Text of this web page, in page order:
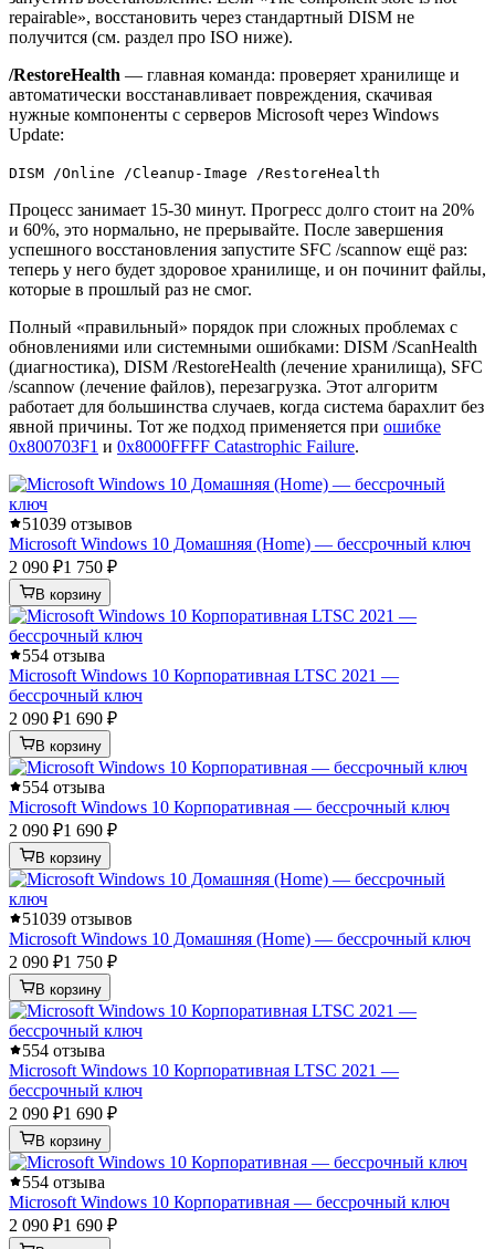
repairable», восстановить через стандартный DISM не
получится (см. раздел про ISO ниже).
/RestoreHealth — главная команда: проверяет хранилище и
автоматически восстанавливает повреждения, скачивая
нужные компоненты с серверов Microsoft через Windows
Update:
DISM /Online /Cleanup-Image /RestoreHealth
Процесс занимает 15-30 минут. Прогресс долго стоит на 20%
и 60%, это нормально, не прерывайте. После завершения
успешного восстановления запустите SFC /scannow ещё раз:
теперь у него будет здоровое хранилище, и он починит файлы,
которые в прошлый раз не смог.
Полный «правильный» порядок при сложных проблемах с
обновлениями или системными ошибками: DISM /ScanHealth
(диагностика), DISM /RestoreHealth (лечение хранилища), SFC
/scannow (лечение файлов), перезагрузка. Этот алгоритм
работает для большинства случаев, когда система барахлит без
явной причины. Тот же подход применяется при ошибке
0x800703F1 и 0x8000FFFF Catastrophic Failure.
51039 отзывов
Microsoft Windows 10 Домашняя (Home) — бессрочный ключ
2 090 ₽1 750 ₽
В корзину
554 отзыва
Microsoft Windows 10 Корпоративная LTSC 2021 —
бессрочный ключ
2 090 ₽1 690 ₽
В корзину
554 отзыва
Microsoft Windows 10 Корпоративная — бессрочный ключ
2 090 ₽1 690 ₽
В корзину
51039 отзывов
Microsoft Windows 10 Домашняя (Home) — бессрочный ключ
2 090 ₽1 750 ₽
В корзину
554 отзыва
Microsoft Windows 10 Корпоративная LTSC 2021 —
бессрочный ключ
2 090 ₽1 690 ₽
В корзину
554 отзыва
Microsoft Windows 10 Корпоративная — бессрочный ключ
2 090 ₽1 690 ₽